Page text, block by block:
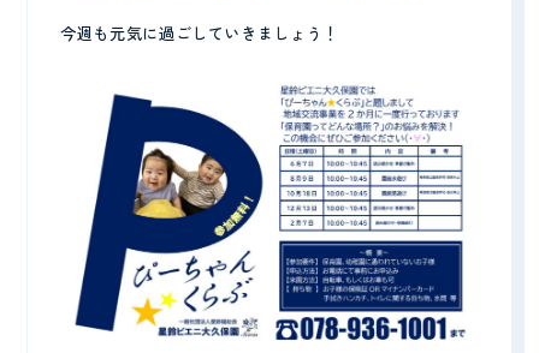
今週も元気に過ごしていきましょう！